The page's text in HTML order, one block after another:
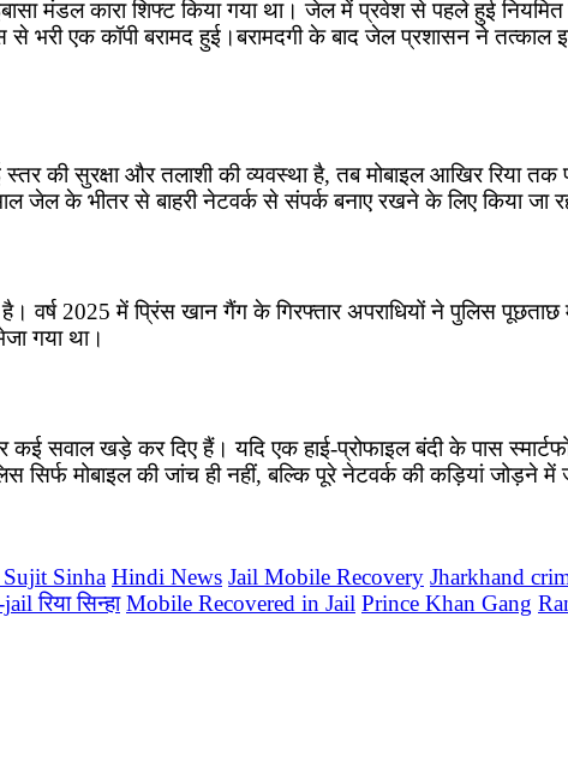
मंडल कारा शिफ्ट किया गया था। जेल में प्रवेश से पहले हुई
से भरी एक कॉपी बरामद हुई।बरामदगी के बाद जेल प्रशासन ने
की सुरक्षा और तलाशी की व्यवस्था है, तब मोबाइल आखिर रिया तक
जेल के भीतर से बाहरी नेटवर्क से संपर्क बनाए रखने के लिए किया जा
वर्ष 2025 में प्रिंस खान गैंग के गिरफ्तार अपराधियों ने पुलिस पूछताछ
गया था।
कई सवाल खड़े कर दिए हैं। यदि एक हाई-प्रोफाइल बंदी के पास
मोबाइल की जांच ही नहीं, बल्कि पूरे नेटवर्क की कड़ियां जोड़ने में
Sujit Sinha Hindi News Jail Mobile Recovery Jharkhand
रिया सिन्हा Mobile Recovered in Jail Prince Khan Gang